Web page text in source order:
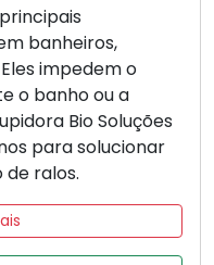
banheiros,
impedem o
o banho ou a
Bio Soluções
para solucionar
ralos.